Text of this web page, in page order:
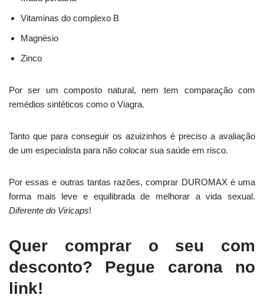
Vitaminas do complexo B
Magnésio
Zinco
Por ser um composto natural, nem tem comparação com
remédios sintéticos como o Viagra.
Tanto que para conseguir os azuizinhos é preciso a avaliação
de um especialista para não colocar sua saúde em risco.
Por essas e outras tantas razões, comprar DUROMAX é uma
forma mais leve e equilibrada de melhorar a vida sexual.
Diferente do Viricaps!
Quer comprar o seu com
desconto? Pegue carona no
link!